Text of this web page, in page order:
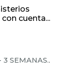
cuenta...
3 SEMANAS..